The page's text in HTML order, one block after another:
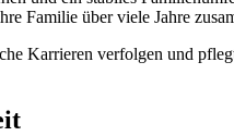
Familie über viele Jahre
Karrieren verfolgen und